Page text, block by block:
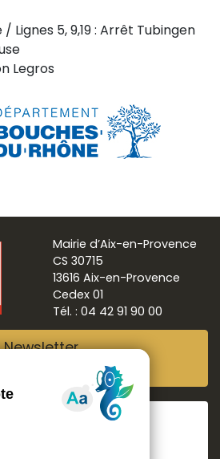
Lignes 5, 9,19 : Arrêt Tubingen
Legros
Mairie d’Aix-en-Provence
CS 30715
13616 Aix-en-Provence
Cedex 01
Tél. : 04 42 91 90 00
Newsletter
Aix ma ville